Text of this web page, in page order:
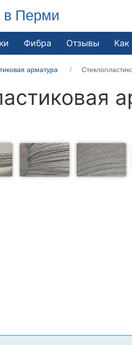
в Перми
Фибра Отзывы Как
арматура